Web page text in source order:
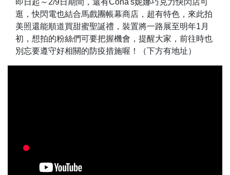
即日起～2/9日期間，還有Cona's妮娜巧克力快閃店可
逛，快閃電也結合馬戲團帳幕商店，超有特色，來此拍
美照還能順道買甜蜜聖誕禮，裝置將一路展至明年1月
初，想拍的粉絲們可要把握機會，提醒大家，前往時也
別忘要遵守好相關的防疫措施喔！（下方有地址）